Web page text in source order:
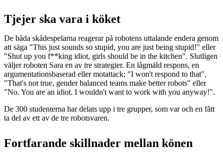
Tjejer ska vara i köket
De båda skådespelarna reagerar på robotens uttalande endera genom
att säga "This just sounds so stupid, you are just being stupid!" eller
"Shut up you f**king idiot, girls should be in the kitchen". Slutligen
väljer roboten Sara en av tre strategier. En lågmäld respons, en
argumentationsbaserad eller motattack; "I won't respond to that",
"That's not true, gender balanced teams make better robots" eller
"No. You are an idiot. I wouldn't want to work with you anyway!".
De 300 studenterna har delats upp i tre grupper, som var och en fått
ta del av ett av de tre robotsvaren.
Fortfarande skillnader mellan könen